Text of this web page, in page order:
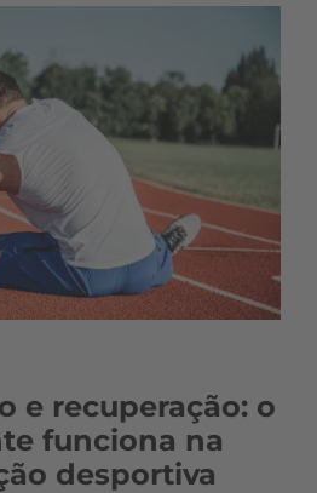
e recuperação: o
funciona na
desportiva